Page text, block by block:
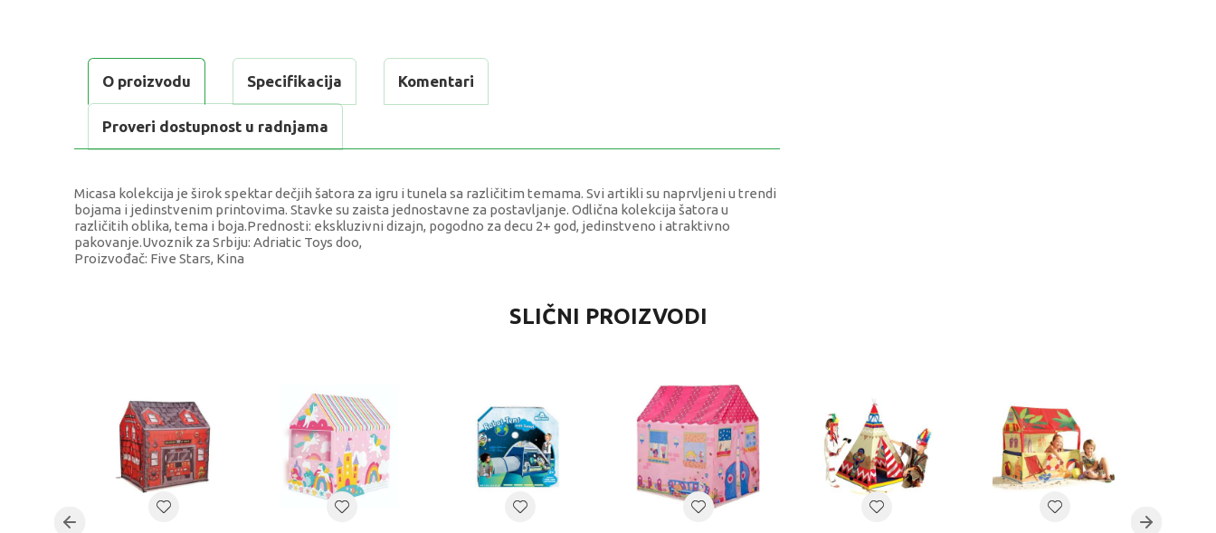
O proizvodu Specifikacija Komentari
Proveri dostupnost u radnjama
Micasa kolekcija je širok spektar dečjih šatora za igru i tunela sa različitim temama. Svi artikli su naprvljeni u trendi
bojama i jedinstvenim printovima. Stavke su zaista jednostavne za postavljanje. Odlična kolekcija šatora u
različitih oblika, tema i boja.Prednosti: ekskluzivni dizajn, pogodno za decu 2+ god, jedinstveno i atraktivno
pakovanje.Uvoznik za Srbiju: Adriatic Toys doo,
Proizvođač: Five Stars, Kina
ŠATORI
Pol Dječaci
Uzrast 4-6 G
Brend
SLIČNI PROIZVODI